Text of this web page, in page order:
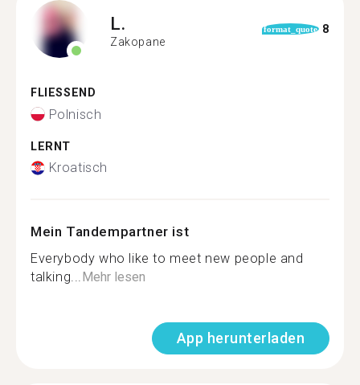
L.
Zakopane
format_quote 8
FLIESSEND
Polnisch
LERNT
Kroatisch
Mein Tandempartner ist
Everybody who like to meet new people and
talking...Mehr lesen
App herunterladen